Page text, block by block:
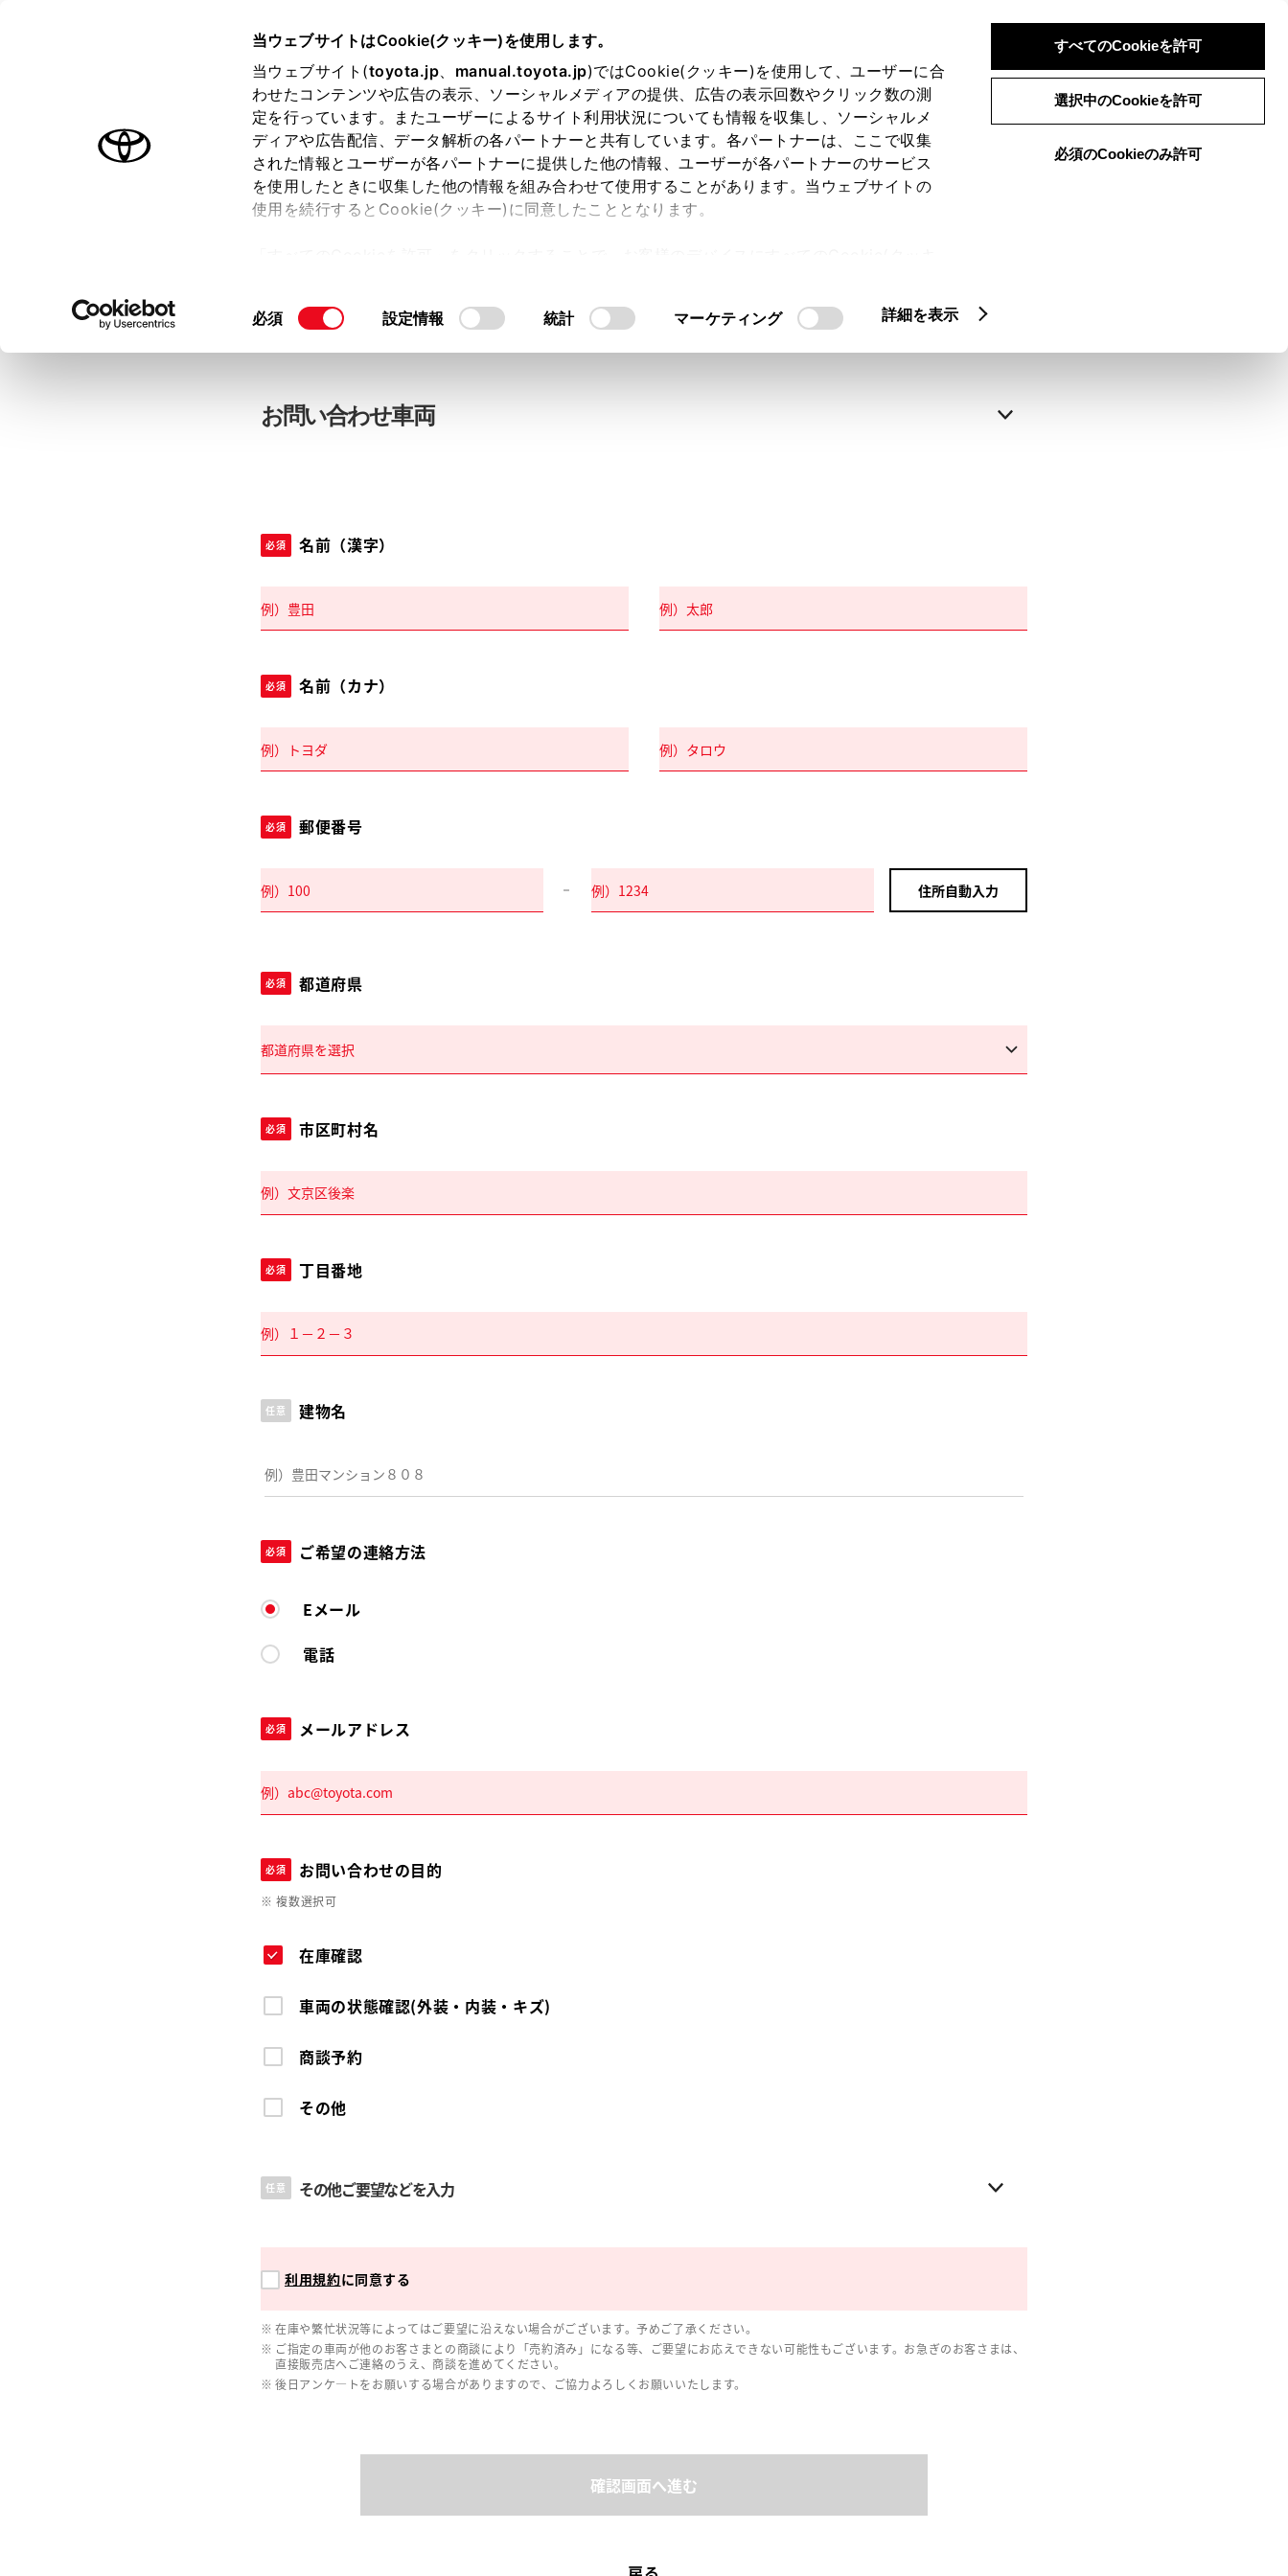
当ウェブサイトはCookie(クッキー)を使用します。
当ウェブサイト(toyota.jp、 manual.toyota.jp)ではCookie(クッキー)を使用して、ユーザーに合
わせたコンテンツや広告の表示、ソーシャルメディアの提供、広告の表示回数やクリック数の測
定を行っています。またユーザーによるサイト利用状況についても情報を収集し、ソーシャルメ
ディアや広告配信、データ解析の各パートナーと共有しています。各パートナーは、ここで収集
された情報とユーザーが各パートナーに提供した他の情報、ユーザーが各パートナーのサービス
を使用したときに収集した他の情報を組み合わせて使用することがあります。当ウェブサイトの
使用を続行するとCookie(クッキー)に同意したこととなります。
て」をご覧ください。
同
択
必須 設定情報 統計 マーケティング 詳細を表示
すべてのCookieを許可
選択中のCookieを許可
必須のCookieのみ許可
は必須です。中古車：お問い合わせ
お客さま情報の入力 入力内容のご確認
ログインして自動入力
お問い合わせ車両
必須 名前（漢字）
必須 名前（カナ）
必須 郵便番号
住所自動入力
必須 都道府県
必須 市区町村名
必須 丁目番地
任意 建物名
必須 ご希望の連絡方法
Eメール
電話
必須 メールアドレス
必須 お問い合わせの目的
※ 複数選択可
在庫確認
車両の状態確認(外装・内装・キズ)
商談予約
その他
任意 その他ご要望などを入力
利用規約に同意する
在庫や繁忙状況等によってはご要望に沿えない場合がございます。予めご了承ください。
ご指定の車両が他のお客さまとの商談により「売約済み」になる等、ご要望にお応えできない可能性もございます。お急ぎのお客さまは、
直接販売店へご連絡のうえ、商談を進めてください。
後日アンケ―トをお願いする場合がありますので、ご協力よろしくお願いいたします。
確認画面へ進む